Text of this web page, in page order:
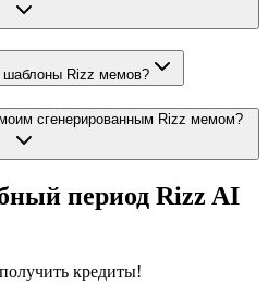
шаблоны Rizz мемов?
сгенерированным Rizz мемом?
период Rizz AI
кредиты!